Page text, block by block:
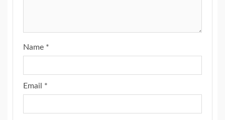
Name *
Email *